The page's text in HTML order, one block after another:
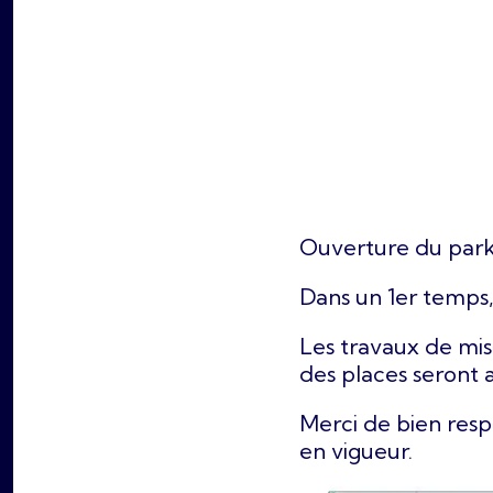
Ouverture du
Dans un 1er
Les travaux de
des places seront
Merci de bien
en vigueur.